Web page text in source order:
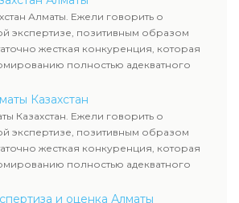
Алматы. Ежели говорить о
экспертизе, позитивным образом
жесткая конкуренция, которая
полностью адекватного
Казахстан
Казахстан. Ежели говорить о
экспертизе, позитивным образом
жесткая конкуренция, которая
полностью адекватного
и оценка Алматы